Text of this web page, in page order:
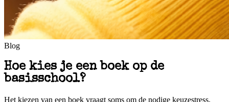
Blog
Hoe kies je een boek op de
basisschool?
Het kiezen van een boek vraagt soms om de nodige keuzestress.